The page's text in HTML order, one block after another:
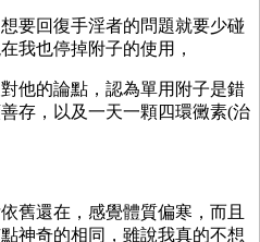
要回復手淫者的問題就要少碰
我也停掉附子的使用，
他的論點，認為單用附子是錯
存，以及一天一顆四環黴素(治
舊還在，感覺體質偏寒，而且
神奇的相同，雖說我真的不想